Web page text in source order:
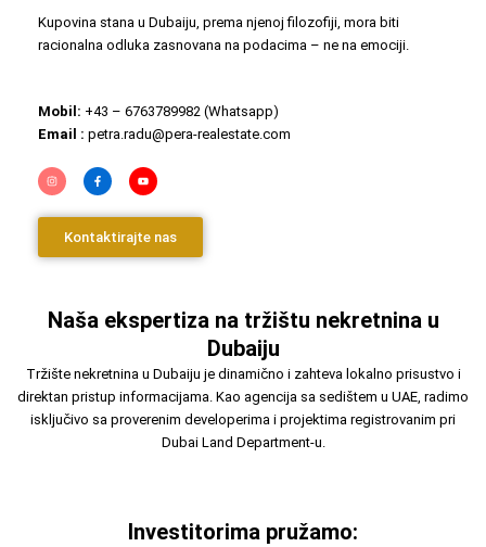
Kupovina stana u Dubaiju, prema njenoj filozofiji, mora biti
racionalna odluka zasnovana na podacima – ne na emociji.
Mobil: +43 – 6763789982 (Whatsapp)
Email : petra.radu@pera-realestate.com
n
s
a
m
F
a
c
b
o
-
Y
o
u
u
e
Kontaktirajte nas
Naša ekspertiza na tržištu nekretnina u
Dubaiju
Tržište nekretnina u Dubaiju je dinamično i zahteva lokalno prisustvo i
direktan pristup informacijama. Kao agencija sa sedištem u UAE, radimo
isključivo sa proverenim developerima i projektima registrovanim pri
Dubai Land Department-u.
Investitorima pružamo: